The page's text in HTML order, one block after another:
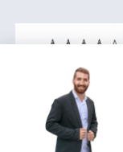
דעת וביקורות